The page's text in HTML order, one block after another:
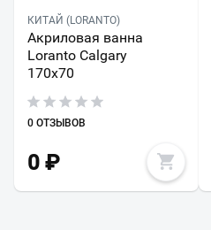
КИТАЙ (LORANTO)
Акриловая ванна
Loranto Calgary
170х70
0 ОТЗЫВОВ
0 ₽